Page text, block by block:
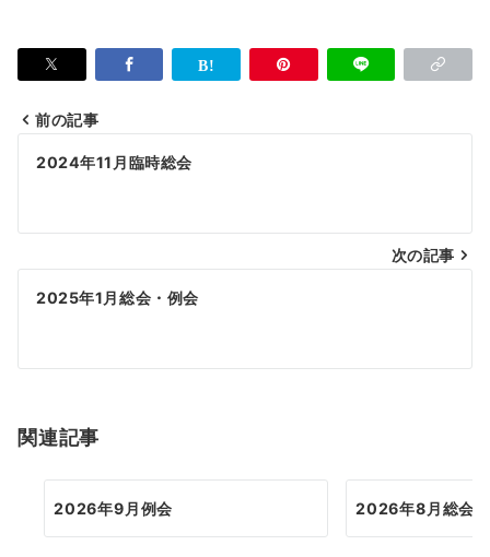
投
ビ
ゲ
シ
ン
前の記事
2024年11月臨時総会
次の記事
2025年1月総会・例会
関連記事
2026年9月例会 2026年8月総会